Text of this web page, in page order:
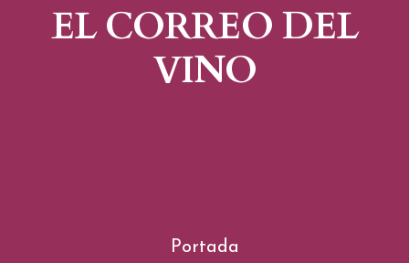
EL CORREO DEL
VINO
Portada